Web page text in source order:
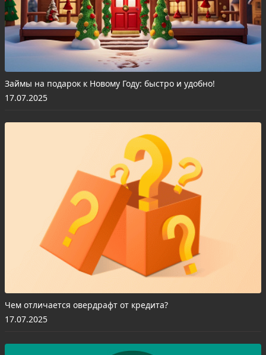
Займы на подарок к Новому Году: быстро и удобно!
17.07.2025
Чем отличается овердрафт от кредита?
17.07.2025